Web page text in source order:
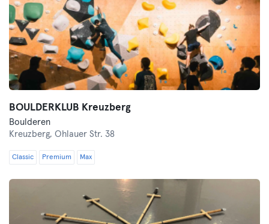
BOULDERKLUB Kreuzberg
Boulderen
Kreuzberg, Ohlauer Str. 38
Classic Premium Max